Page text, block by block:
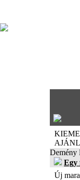
Demény
Egy
Új